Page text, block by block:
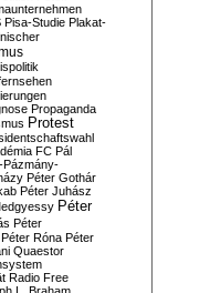
Pisa-Studie Plakat-
Propaganda
Protest
FC Pál
Pázmány-
Péter Gothár
Péter Juhász
Péter
Péter
Péter Róna Péter
Quaestor
Radio Free